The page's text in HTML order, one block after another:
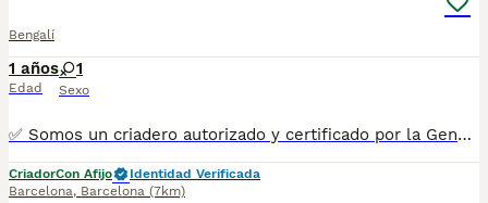
Bengalí
1 años
Edad
1
Sexo
✅ Somos un criadero autorizado y certificado por la Generalitat de Catalunya. PARA MÁS INFORMACIÓN: ☎️ 933095977 📱 685878504 / 674320847 💻 www.aquanatura.es 🚙 Hacemos envíos 📌 Calle Roger de Flor 45, muy cerca del Arc de Triomf de Barcelona, de Lunes a Sábados. Se entregan con la mayoría de sus vacunas, desparasitados interna y externamente, con microchip y su registro, cartilla sanitaria y contrato de garantías, bajo la supervisión de nuestro equipo veterinario. AQUANATURA
CriadorCon Afijo
Identidad Verificada
Barcelona, Barcelona (7km)